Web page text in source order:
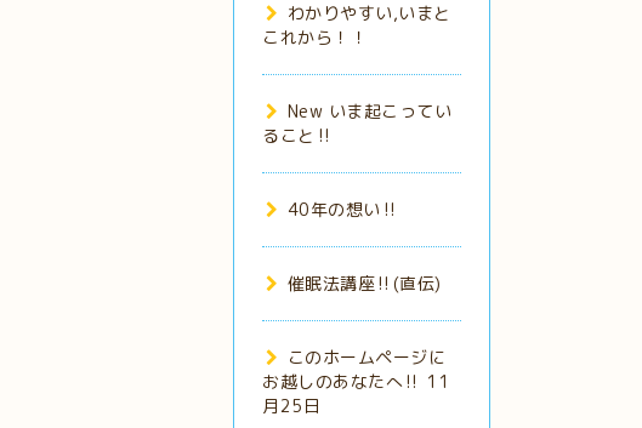
わかりやすい,いまと
これから！！
New いま起こってい
ること‼️
40年の想い‼️
催眠法講座‼️(直伝)
このホームページに
お越しのあなたへ‼️ 11
月25日